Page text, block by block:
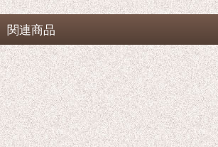
関連商品